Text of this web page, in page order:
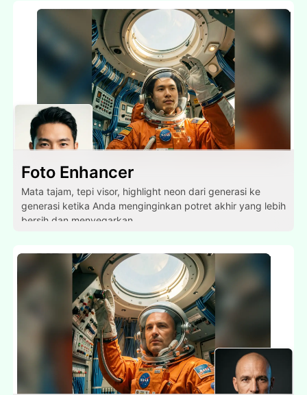
Foto Enhancer
Mata tajam, tepi visor, highlight neon dari generasi ke
generasi ketika Anda menginginkan potret akhir yang lebih
bersih dan menyegarkan.